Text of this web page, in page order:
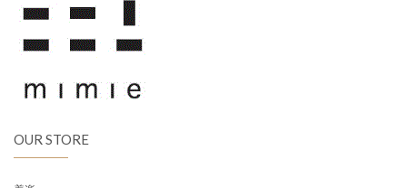
OUR STORE